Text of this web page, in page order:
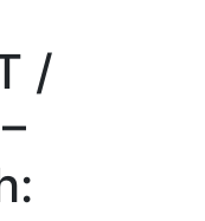
/